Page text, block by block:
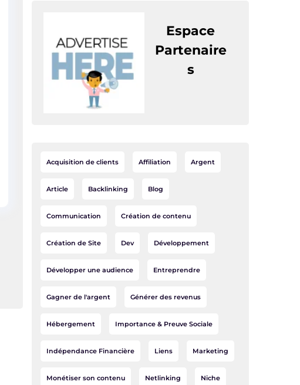
Espace
Partenaire
s
Acquisition de clients Affiliation Argent
Article Backlinking Blog
Communication Création de contenu
Création de Site Dev Développement
Développer une audience Entreprendre
Gagner de l'argent Générer des revenus
Hébergement Importance & Preuve Sociale
Indépendance Financière Liens Marketing
Monétiser son contenu Netlinking Niche